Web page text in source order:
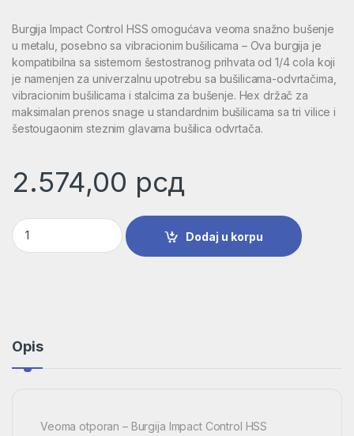
Burgija Impact Control HSS omogućava veoma snažno bušenje
u metalu, posebno sa vibracionim bušilicama – Ova burgija je
kompatibilna sa sistemom šestostranog prihvata od 1/4 cola koji
je namenjen za univerzalnu upotrebu sa bušilicama-odvrtačima,
vibracionim bušilicama i stalcima za bušenje. Hex držač za
maksimalan prenos snage u standardnim bušilicama sa tri vilice i
šestougaonim steznim glavama bušilica odvrtača.
2.574,00 рсд
8-delno pakovanje Impact Control HSS burgija, 2,5–8,5 mm |
Dodaj u korpu
Opis
Veoma otporan – Burgija Impact Control HSS